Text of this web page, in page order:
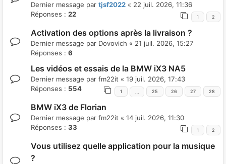
Dernier message par tjsf2022 « 22 juil. 2026, 11:36
Réponses : 22 1 2
Activation des options après la livraison ?
Dernier message par Dovovich « 21 juil. 2026, 15:27
Réponses : 6
Les vidéos et essais de la BMW iX3 NA5
Dernier message par fm22it « 19 juil. 2026, 17:43
Réponses : 554 1 25 26 27 28
BMW iX3 de Florian
Dernier message par fm22it « 14 juil. 2026, 11:30
Réponses : 33 1 2
Vous utilisez quelle application pour la musique
?